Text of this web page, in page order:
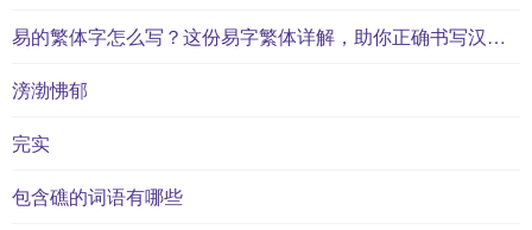
易的繁体字怎么写？这份易字繁体详解，助你正确书写汉字_汉字繁体学习
滂渤怫郁
完实
包含礁的词语有哪些